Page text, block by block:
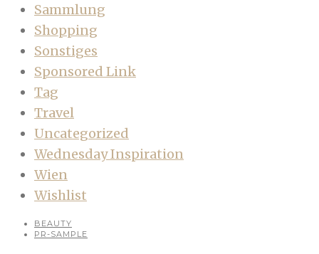
Sammlung
Shopping
Sonstiges
Sponsored Link
Tag
Travel
Uncategorized
Wednesday Inspiration
Wien
Wishlist
BEAUTY
PR-SAMPLE